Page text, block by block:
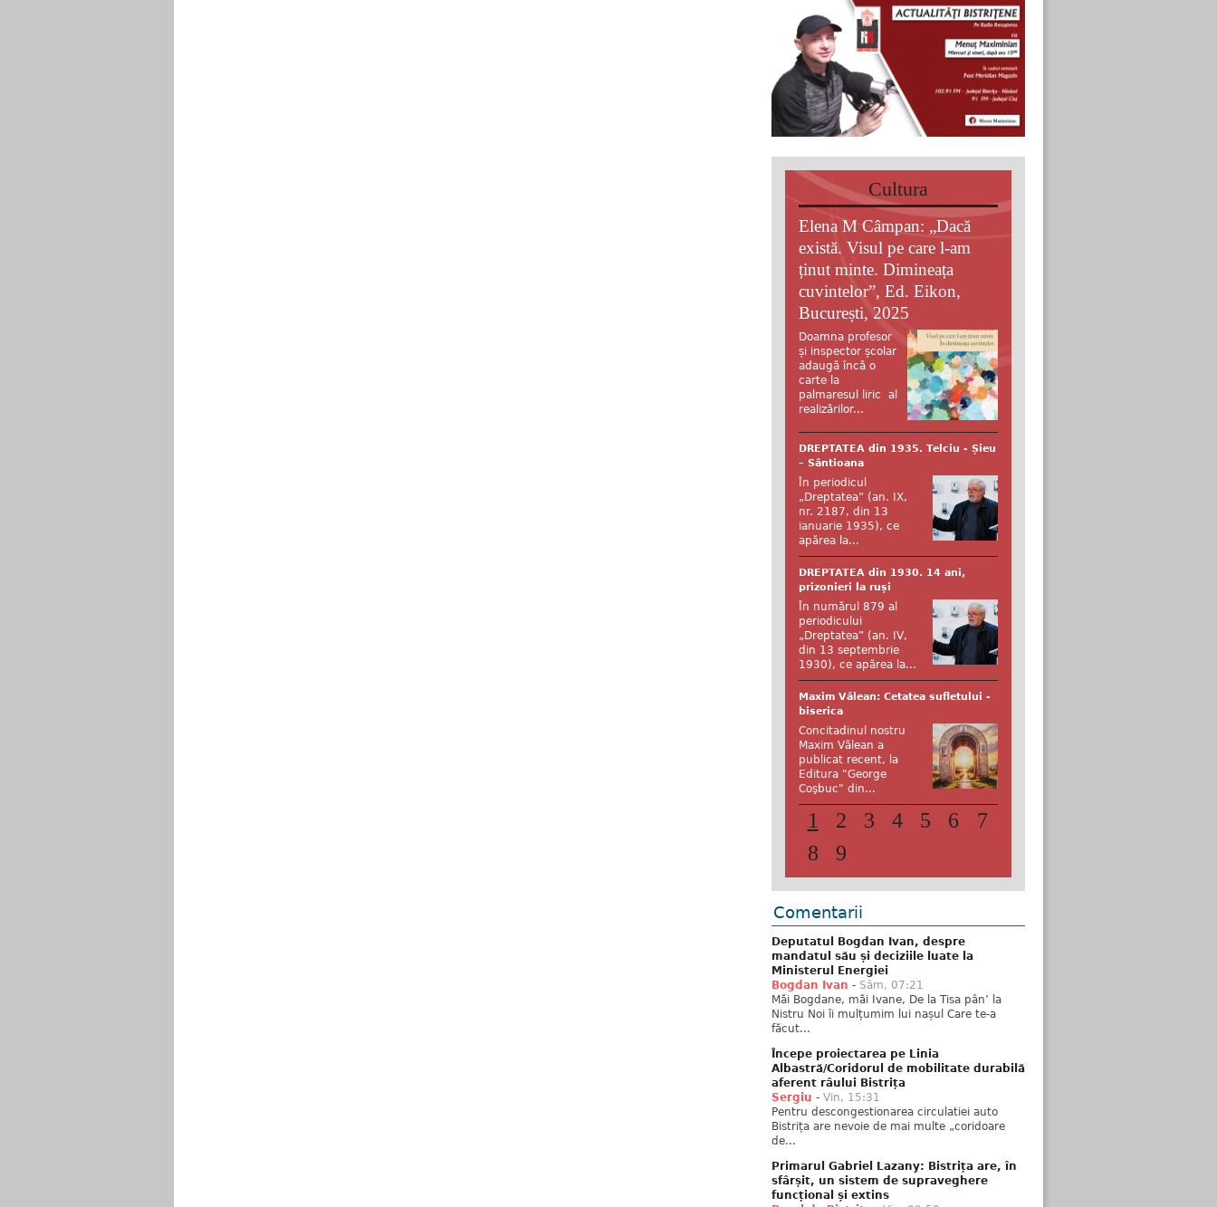
Cultura
Elena M Câmpan: „Dacă
există. Visul pe care l-am
ținut minte. Dimineața
cuvintelor”, Ed. Eikon,
București, 2025
Doamna profesor
și inspector școlar
adaugă încă o
carte la
palmaresul liric al
realizărilor...
DREPTATEA din 1935. Telciu - Șieu
– Sântioana
În periodicul
„Dreptatea” (an. IX,
nr. 2187, din 13
ianuarie 1935), ce
apărea la...
DREPTATEA din 1930. 14 ani,
prizonieri la ruși
În numărul 879 al
periodicului
„Dreptatea” (an. IV,
din 13 septembrie
1930), ce apărea la...
Maxim Vălean: Cetatea sufletului -
biserica
Concitadinul nostru
Maxim Vălean a
publicat recent, la
Editura "George
Coşbuc" din...
1 2 3 4 5 6
7
8
9
Comentarii
Deputatul Bogdan Ivan, despre
mandatul său și deciziile luate la
Ministerul Energiei
Bogdan Ivan - Sâm, 07:21
Măi Bogdane, măi Ivane, De la Tisa pân’ la
Nistru Noi îi mulțumim lui nașul Care te-a
făcut...
Începe proiectarea pe Linia
Albastră/Coridorul de mobilitate durabilă
aferent râului Bistrița
Sergiu - Vin, 15:31
Pentru descongestionarea circulatiei auto
Bistrița are nevoie de mai multe „coridoare
de...
Primarul Gabriel Lazany: Bistrița are, în
sfârșit, un sistem de supraveghere
funcțional și extins